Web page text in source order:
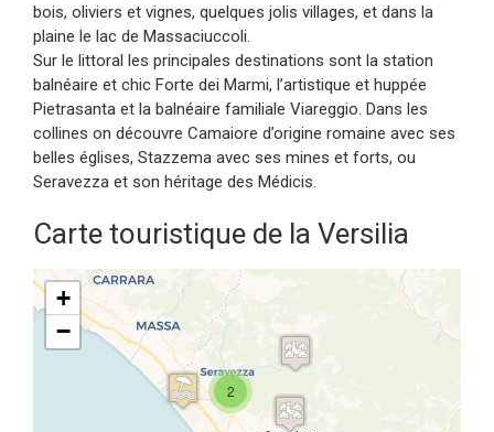
bois, oliviers et vignes, quelques jolis villages, et dans la
plaine le lac de Massaciuccoli.
Sur le littoral les principales destinations sont la station
balnéaire et chic Forte dei Marmi, l’artistique et huppée
Pietrasanta et la balnéaire familiale Viareggio. Dans les
collines on découvre Camaiore d’origine romaine avec ses
belles églises, Stazzema avec ses mines et forts, ou
Seravezza et son héritage des Médicis.
Carte touristique de la Versilia
2
+
−